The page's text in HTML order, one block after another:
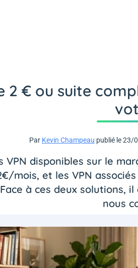
2 € ou suite
Par Kevin Champeau publié le 23/
VPN disponibles sur le
mois, et les VPN
à ces deux solutions,
nous